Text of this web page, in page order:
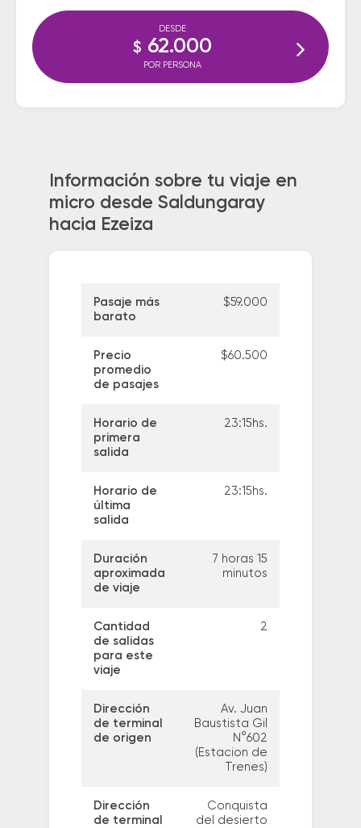
DESDE
$ 62.000
POR PERSONA
Información sobre tu viaje en
micro desde Saldungaray
hacia Ezeiza
Pasaje más
barato
$59.000
Precio
promedio
de pasajes
$60.500
Horario de
primera
salida
23:15hs.
Horario de
última
salida
23:15hs.
Duración
aproximada
de viaje
7 horas 15
minutos
Cantidad
de salidas
para este
viaje
2
Dirección
de terminal
de origen
Av. Juan
Baustista Gil
N°602
(Estacion de
Trenes)
Dirección
de terminal
Conquista
del desierto